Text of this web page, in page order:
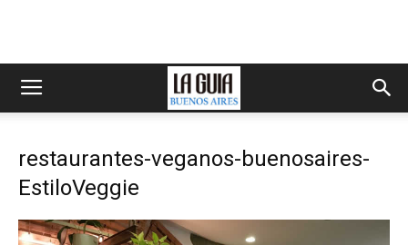
restaurantes-veganos-buenosaires-
EstiloVeggie